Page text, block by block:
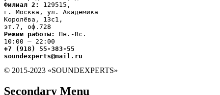
Филиал 2:
129515,
г. Москва, ул. Академика
Королёва, 13с1,
Режим работы:
Пн.-Вс.
+7 (918) 55-383-55
soundexperts@mail.ru
© 2015-2023 «SOUNDEXPERTS»
Secondary Menu